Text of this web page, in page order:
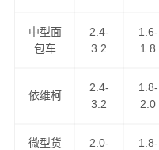
中型面
包车
2.4-
3.2
1.6-
1.8
依维柯
2.4-
3.2
1.8-
2.0
微型货
2.0-
1.8-